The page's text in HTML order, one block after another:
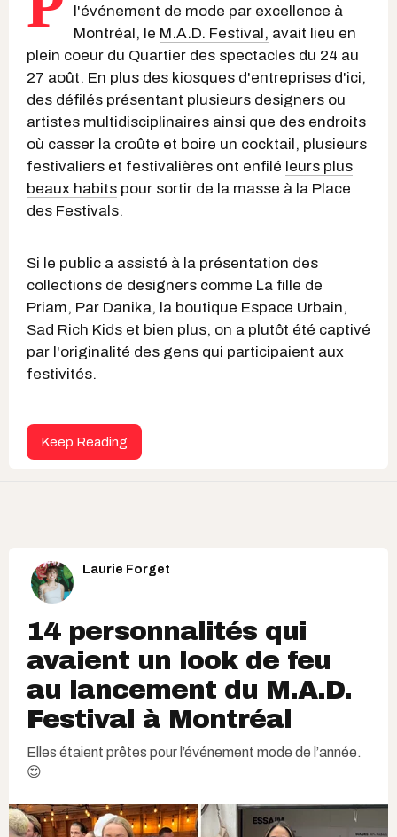
l'événement de mode par excellence à
Montréal, le M.A.D. Festival, avait lieu en
plein coeur du Quartier des spectacles du 24 au
27 août. En plus des kiosques d'entreprises d'ici,
des défilés présentant plusieurs designers ou
artistes multidisciplinaires ainsi que des endroits
où casser la croûte et boire un cocktail, plusieurs
festivaliers et festivalières ont enfilé leurs plus
beaux habits pour sortir de la masse à la Place
des Festivals.
Si le public a assisté à la présentation des
collections de designers comme La fille de
Priam, Par Danika, la boutique Espace Urbain,
Sad Rich Kids et bien plus, on a plutôt été captivé
par l'originalité des gens qui participaient aux
festivités.
Keep Reading
Laurie Forget
14 personnalités qui
avaient un look de feu
au lancement du M.A.D.
Festival à Montréal
Elles étaient prêtes pour l’événement mode de l’année.
😍